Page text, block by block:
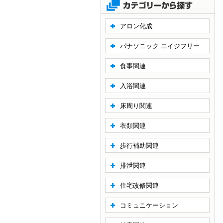
アロン化成
パナソニック エイジフリー
食事関連
入浴関連
床周り関連
衣類関連
歩行補助関連
排泄関連
住宅改修関連
コミュニケーション